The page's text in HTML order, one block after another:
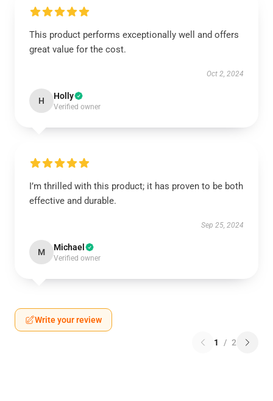
This product performs exceptionally well and offers
great value for the cost.
Oct 2, 2024
H Holly
Verified owner
I’m thrilled with this product; it has proven to be both
effective and durable.
Sep 25, 2024
M Michael
Verified owner
Write your review
1 / 2